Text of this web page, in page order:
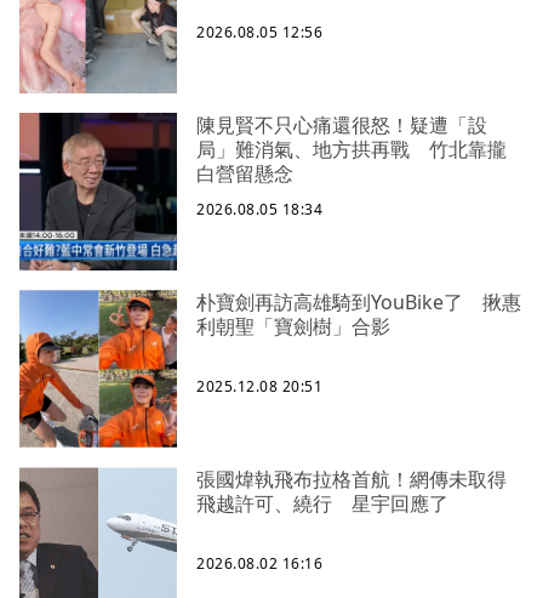
2026.08.05 12:56
陳見賢不只心痛還很怒！疑遭「設
局」難消氣、地方拱再戰 竹北靠攏
白營留懸念
2026.08.05 18:34
朴寶劍再訪高雄騎到YouBike了 揪惠
利朝聖「寶劍樹」合影
2025.12.08 20:51
張國煒執飛布拉格首航！網傳未取得
飛越許可、繞行 星宇回應了
2026.08.02 16:16